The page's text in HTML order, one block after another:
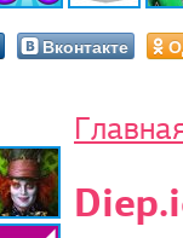
Вконтакте